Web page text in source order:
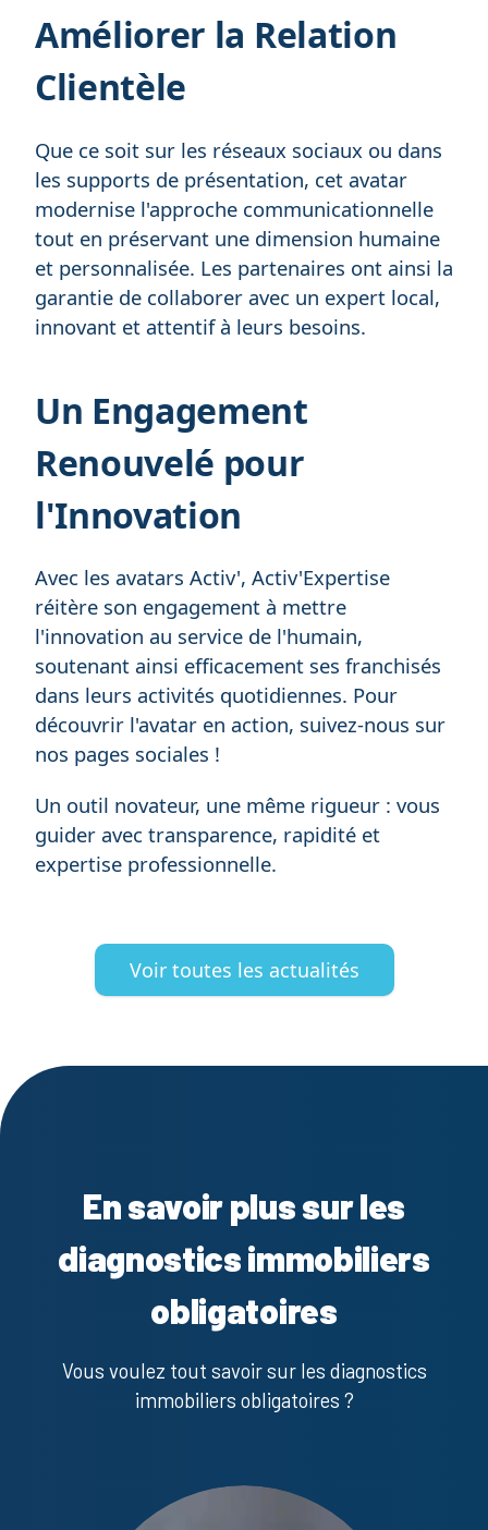
Améliorer la Relation
Clientèle
Que ce soit sur les réseaux sociaux ou dans
les supports de présentation, cet avatar
modernise l'approche communicationnelle
tout en préservant une dimension humaine
et personnalisée. Les partenaires ont ainsi la
garantie de collaborer avec un expert local,
innovant et attentif à leurs besoins.
Un Engagement
Renouvelé pour
l'Innovation
Avec les avatars Activ', Activ'Expertise
réitère son engagement à mettre
l'innovation au service de l'humain,
soutenant ainsi efficacement ses franchisés
dans leurs activités quotidiennes. Pour
découvrir l'avatar en action, suivez-nous sur
nos pages sociales !
Un outil novateur, une même rigueur : vous
guider avec transparence, rapidité et
expertise professionnelle.
Voir toutes les actualités
En savoir plus sur les
diagnostics immobiliers
obligatoires
Vous voulez tout savoir sur les diagnostics
immobiliers obligatoires ?